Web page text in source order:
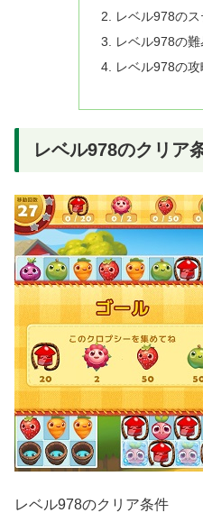
レベル978の
レベル978の
レベル978の
レベル978のクリア
レベル978のクリア条件